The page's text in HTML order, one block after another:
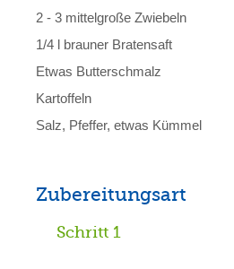
2 - 3 mittelgroße Zwiebeln
1/4 l brauner Bratensaft
Etwas Butterschmalz
Kartoffeln
Salz, Pfeffer, etwas Kümmel
Zubereitungsart
Schritt 1